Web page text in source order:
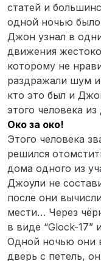
статей и
одной ночью было
Джон узнал в
движения
которому не
раздражали шум
кто это был и
этого человека
Око за око!
Этого человека
решился
дома одного из
Джоули не
после они
мести… Через
в виде “Glock-
Одной ночью они
дверь с петель,